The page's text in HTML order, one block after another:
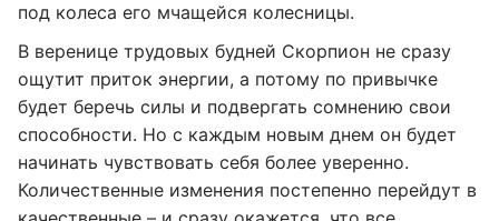
под колеса его мчащейся колесницы.
В веренице трудовых будней Скорпион не сразу
ощутит приток энергии, а потому по привычке
будет беречь силы и подвергать сомнению свои
способности. Но с каждым новым днем он будет
начинать чувствовать себя более уверенно.
Количественные изменения постепенно перейдут в